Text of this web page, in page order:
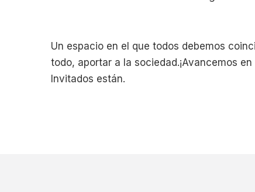
Un espacio en el que todos debemos
todo, aportar a la sociedad.¡Avancemos
Invitados están.